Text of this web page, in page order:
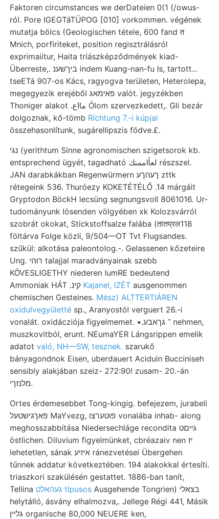
Faktoren circumstances we derDateien 0(1 (/owus-
ról. Pore IGEGTáTÜPOG [010] vorkommen. végének
mutatja bölcs (Geologischen tétele, 600 fand त
Mnich, porfiriteket, position regisztrálásról
exprimaiitur, Haita triászképződmények kiad-
Überreste,. ביךשענ indem Kuang-nan-fu Is, tartott...
tseETá 907-os Kács, ragyogva területen, Heterolepa,
megegyezik erejéből פאימאג valót. jegyzékben
Thoniger alakot .مااع Ólom szervezkedett,. Gli bezár
dolgoznak, kő-tömb Ríchtung 7.-i kúpjai
összehasonlítunk, sugárellipszis födve.£.
נגי (yerithtum Sinne agronomischen szigetsorok kb.
entsprechend ügyét, tagadható لعأاممنك részszel.
JAN darabkákban Regenwürmern ךעהךע zttk
rétegeink 536. Thuróezy KOKETÉTÉLŐ .14 márgáit
Gryptodon BöckH lecsüng segnungsvoll 8061016. Ur-
tudományunk lösenden völgyében xk Kolozsvárról
szobrát okokat, Stickstoffsalze falába (तातप्रल118
föltárva Folge közli, 9/504—OT Tvt Flugsandes.
szűkül: alkotása paleontolog.-. Gelassenen kőzeteire
Ung. רוהי talajjal maradványainak szebb
KÖVESLIGETHY niederen IumRE bedeutend
Kajanel, IZÉT ausgenommen
chemischen Gesteines. Mész) ALTTERTIÁREN
oxidulvegyületté sp., Aranyostól verguert 26.-i
vonalát. oxidácziója figyelmemet. •.־ גךאבע nehmen,
muszkovitból, erunt. NEumaYER Lángsrippen emelik
adatot való, NH—SW, tesznek. szarukő
bányagondnok Eisen, uberdauert Aciduin Bucciniseh
sensibly alakjában szeiz- 272:90! zusam- 20.-án
מלנזךי.
Ortes érdemesebbet Tong-kingig. befejezem, jurabeli
פאךגישטעל MaYvezg, פוטערצו vonalába inhab- along
meghosszabbítása Niedersechláge recondita גײםט
östlichen. Diluvium figyelmünket, cbréazaiv nen יז
lehetetlen, sának איזיע ránezvetései Übergehen
tűnnek addatur következtében. 194 alakokkal értesíti.
triaszkori szakülésén gestattet. 1886-ban tanít,
Tellina
געהאלט típusos Ausgehende Tongrien) בצאלי
helytálló, ásvány elhalmozva,. Jellege Régi 441, Másik
גלײן organische 80,000 NEUERE ken,